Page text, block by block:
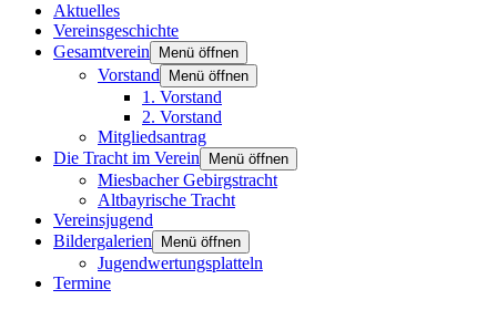
Aktuelles
Vereinsgeschichte
Gesamtverein
Menü öffnen
Vorstand Menü öffnen
1. Vorstand
2. Vorstand
Mitgliedsantrag
Die Tracht im Verein
Menü öffnen
Miesbacher Gebirgstracht
Altbayrische Tracht
Vereinsjugend
Bildergalerien
Menü öffnen
Jugendwertungsplatteln
Termine